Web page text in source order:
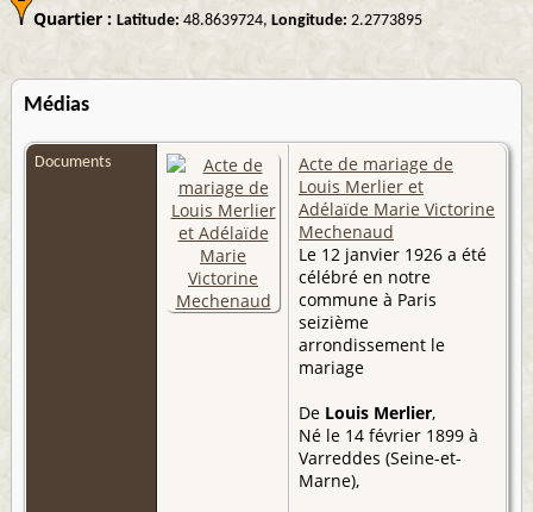
Quartier : Latitude: 48.8639724, Longitude: 2.2773895
Médias
Documents
Acte de mariage de
Louis Merlier et
Adélaïde Marie Victorine
Mechenaud
Le 12 janvier 1926 a été
célébré en notre
commune à Paris
seizième
arrondissement le
mariage
De Louis Merlier,
Né le 14 février 1899 à
Varreddes (Seine-et-
Marne),